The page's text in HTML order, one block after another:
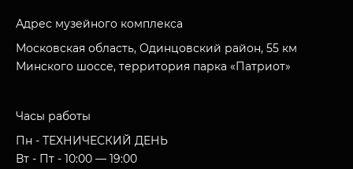
Адрес музейного комплекса
Московская область, Одинцовский район, 55 км
Минского шоссе, территория парка «Патриот»
Часы работы
Пн - ТЕХНИЧЕСКИЙ ДЕНЬ
Вт - Пт - 10:00 — 19:00